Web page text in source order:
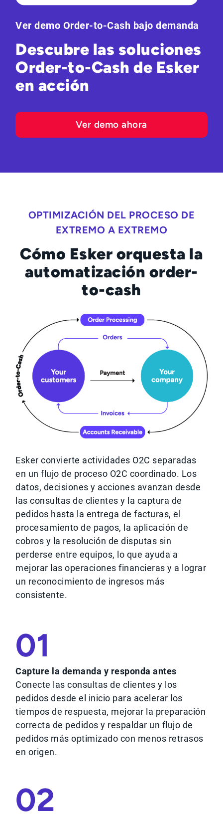
Ver demo Order-to-Cash bajo demanda
Descubre las soluciones
Order-to-Cash de Esker
en acción
Ver demo ahora
OPTIMIZACIÓN DEL PROCESO DE
EXTREMO A EXTREMO
Cómo Esker orquesta la
automatización order-
to-cash
Esker convierte actividades O2C separadas
en un flujo de proceso O2C coordinado. Los
datos, decisiones y acciones avanzan desde
las consultas de clientes y la captura de
pedidos hasta la entrega de facturas, el
procesamiento de pagos, la aplicación de
cobros y la resolución de disputas sin
perderse entre equipos, lo que ayuda a
mejorar las operaciones financieras y a lograr
un reconocimiento de ingresos más
consistente.
01
Capture la demanda y responda antes
Conecte las consultas de clientes y los
pedidos desde el inicio para acelerar los
tiempos de respuesta, mejorar la preparación
correcta de pedidos y respaldar un flujo de
pedidos más optimizado con menos retrasos
en origen.
02